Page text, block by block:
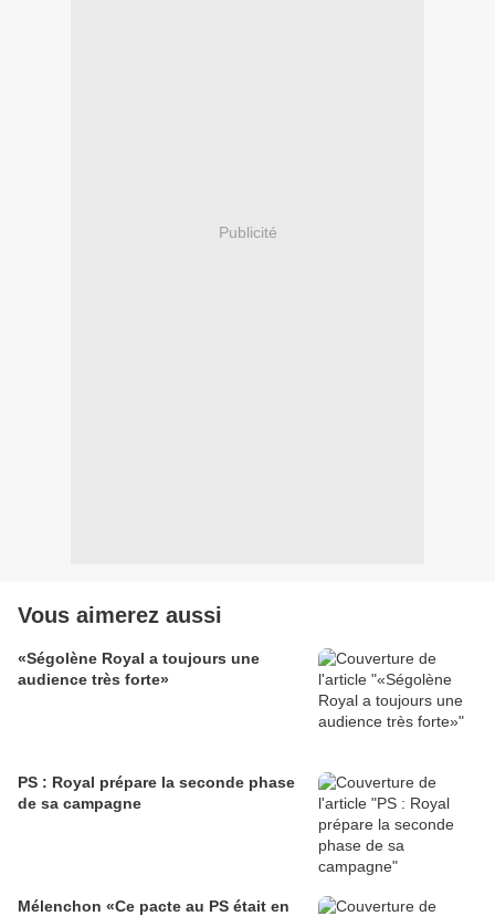
Publicité
Vous aimerez aussi
«Ségolène Royal a toujours une
audience très forte»
PS : Royal prépare la seconde phase
de sa campagne
Mélenchon «Ce pacte au PS était en